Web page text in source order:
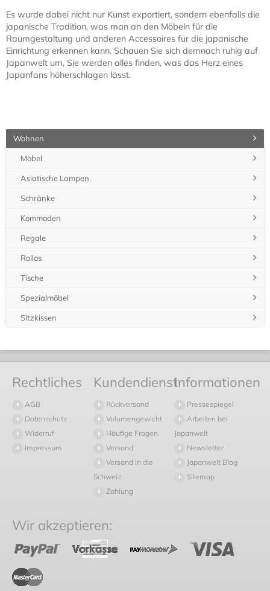
Es wurde dabei nicht nur Kunst exportiert, sondern ebenfalls die
japanische Tradition, was man an den Möbeln für die
Raumgestaltung und anderen Accessoires für die japanische
Einrichtung erkennen kann. Schauen Sie sich demnach ruhig auf
Japanwelt um, Sie werden alles finden, was das Herz eines
Japanfans höherschlagen lässt.
Wohnen
Möbel
Asiatische Lampen
Schränke
Kommoden
Regale
Rollos
Tische
Spezialmöbel
Sitzkissen
Rechtliches
AGB
Datenschutz
Widerruf
Impressum
Kundendienst
Rückversand
Volumengewicht
Häufige Fragen
Versand
Versand in die
Schweiz
Zahlung
Informationen
Pressespiegel
Arbeiten bei
Japanwelt
Newsletter
Japanwelt Blog
Sitemap
Wir akzeptieren: